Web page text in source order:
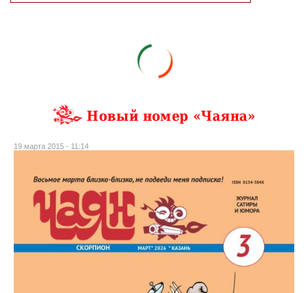
Новый номер «Чаяна»
19 марта 2015 - 11:14